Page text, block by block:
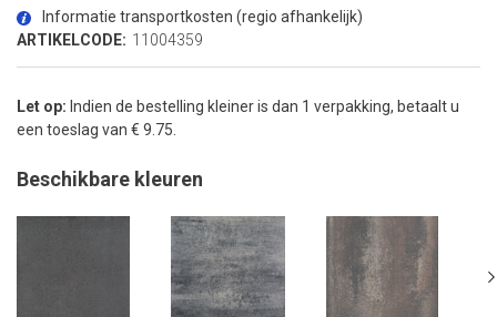
de
afbeeldingen-
Informatie transportkosten (regio afhankelijk)
ARTIKELCODE: 11004359
Let op: Indien de bestelling kleiner is dan 1 verpakking, betaalt u
een toeslag van € 9.75.
Beschikbare kleuren